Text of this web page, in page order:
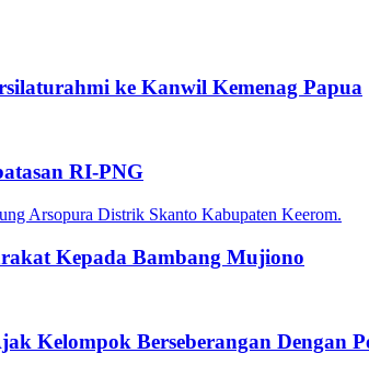
ke Kanwil Kemenag Papua
RI-PNG
Kepada Bambang Mujiono
Kelompok Berseberangan Dengan